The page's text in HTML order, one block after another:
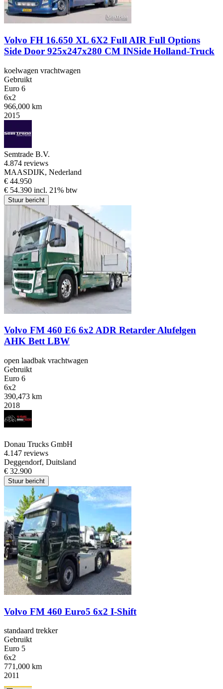
Volvo FH 16.650 XL 6X2 Full AIR Full Options
Side Door 925x247x280 CM INSide Holland-Truck
koelwagen vrachtwagen
Gebruikt
Euro 6
6x2
966,000 km
2015
Semtrade B.V.
4.874 reviews
MAASDIJK, Nederland
€ 44.950
€ 54.390 incl. 21% btw
Stuur bericht
Volvo FM 460 E6 6x2 ADR Retarder Alufelgen
AHK Bett LBW
open laadbak vrachtwagen
Gebruikt
Euro 6
6x2
390,473 km
2018
Donau Trucks GmbH
4.147 reviews
Deggendorf, Duitsland
€ 32.900
Stuur bericht
Volvo FM 460 Euro5 6x2 I-Shift
standaard trekker
Gebruikt
Euro 5
6x2
771,000 km
2011